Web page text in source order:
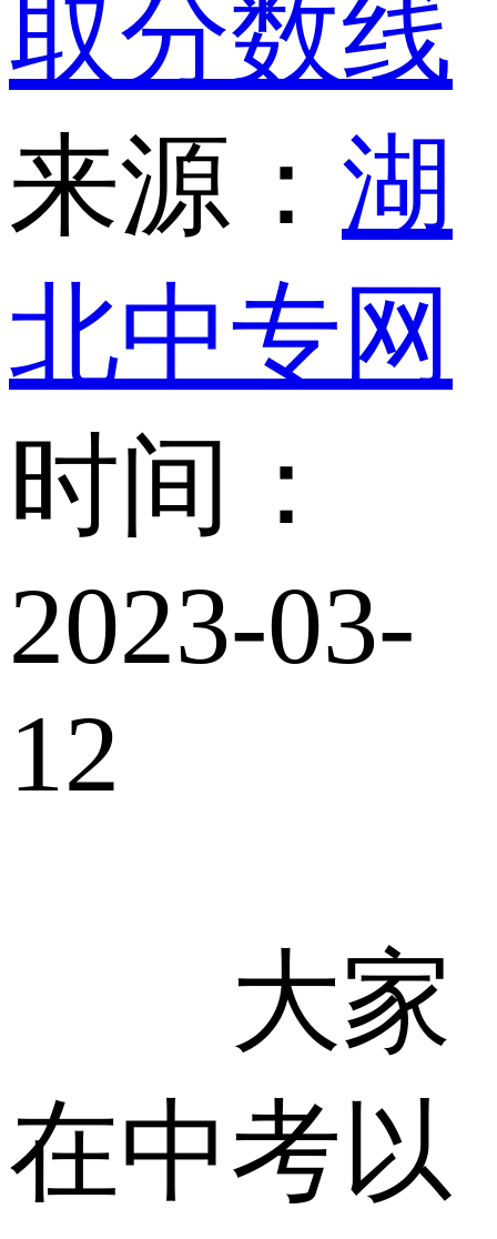
取分数线
来源： 湖
北中专网
时间：
2023-03-
12
大家
在中考以